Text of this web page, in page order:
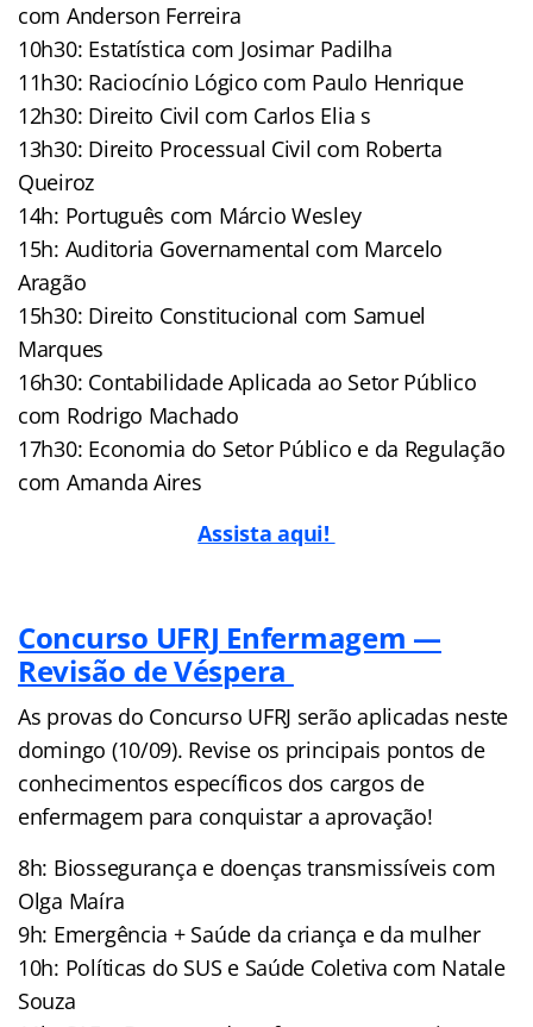
com Anderson Ferreira
10h30: Estatística com Josimar Padilha
11h30: Raciocínio Lógico com Paulo Henrique
12h30: Direito Civil com Carlos Elia s
13h30: Direito Processual Civil com Roberta
Queiroz
14h: Português com Márcio Wesley
15h: Auditoria Governamental com Marcelo
Aragão
15h30: Direito Constitucional com Samuel
Marques
16h30: Contabilidade Aplicada ao Setor Público
com Rodrigo Machado
17h30: Economia do Setor Público e da Regulação
com Amanda Aires
Assista aqui!
Concurso UFRJ Enfermagem —
Revisão de Véspera
As provas do Concurso UFRJ serão aplicadas neste
domingo (10/09). Revise os principais pontos de
conhecimentos específicos dos cargos de
enfermagem para conquistar a aprovação!
8h: Biossegurança e doenças transmissíveis com
Olga Maíra
9h: Emergência + Saúde da criança e da mulher
10h: Políticas do SUS e Saúde Coletiva com Natale
Souza